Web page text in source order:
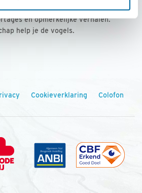
voor onze leden, met
en opmerkelijke verhalen.
help je de vogels.
Cookieverklaring Colofon